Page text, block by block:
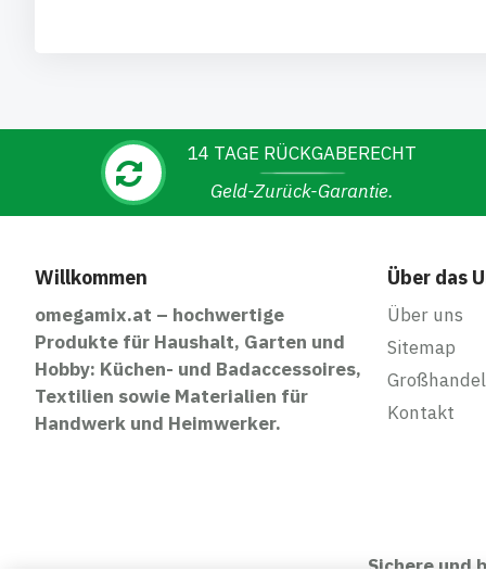
14 TAGE RÜCKGABERECHT
Geld-Zurück-Garantie.
Willkommen
omegamix.at – hochwertige
Produkte für Haushalt, Garten und
Hobby: Küchen- und Badaccessoires,
Textilien sowie Materialien für
Handwerk und Heimwerker.
Über das
Über uns
Sitemap
Kontakt
Sichere und